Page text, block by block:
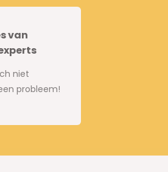
van
niet
probleem!